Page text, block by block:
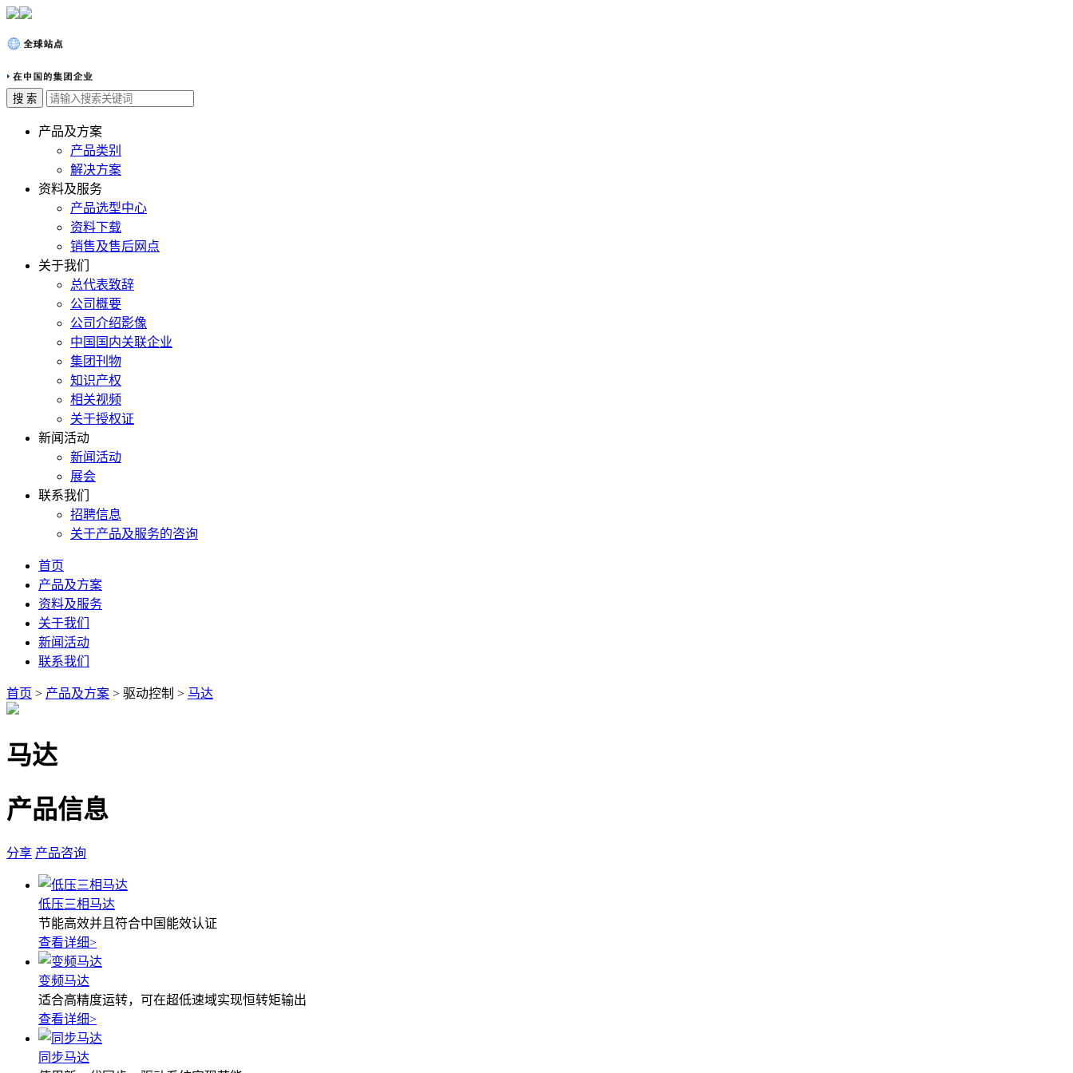
产品及方案
产品类别
解决方案
资料及服务
产品选型中心
资料下载
销售及售后网点
关于我们
总代表致辞
公司概要
公司介绍影像
中国国内关联企业
集团刊物
知识产权
相关视频
关于授权证
新闻活动
新闻活动
展会
联系我们
招聘信息
关于产品及服务的咨询
首页
产品及方案
资料及服务
关于我们
新闻活动
联系我们
首页 > 产品及方案 > 驱动控制 > 马达
马达
产品信息
分享 产品咨询
低压三相马达
节能高效并且符合中国能效认证
查看详细>
变频马达
适合高精度运转，可在超低速域实现恒转矩输出
查看详细>
同步马达